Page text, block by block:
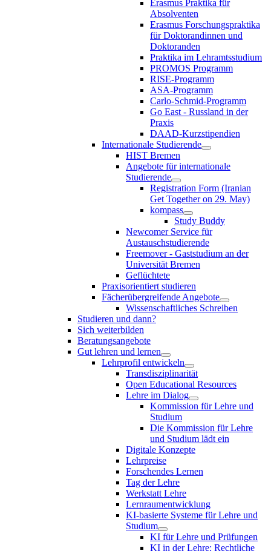
Erasmus Praktika für
Absolventen
Erasmus Forschungspraktika
für Doktorandinnen und
Doktoranden
Praktika im Lehramtsstudium
PROMOS Programm
RISE-Programm
ASA-Programm
Carlo-Schmid-Programm
Go East - Russland in der
Praxis
DAAD-Kurzstipendien
Internationale Studierende
HIST Bremen
Angebote für internationale
Studierende
Registration Form (Iranian
Get Together on 29. May)
kompass
Study Buddy
Newcomer Service für
Austauschstudierende
Freemover - Gaststudium an der
Universität Bremen
Geflüchtete
Praxisorientiert studieren
Fächerübergreifende Angebote
Wissenschaftliches Schreiben
Studieren und dann?
Sich weiterbilden
Beratungsangebote
Gut lehren und lernen
Lehrprofil entwickeln
Transdisziplinarität
Open Educational Resources
Lehre im Dialog
Kommission für Lehre und
Studium
Die Kommission für Lehre
und Studium lädt ein
Digitale Konzepte
Lehrpreise
Forschendes Lernen
Tag der Lehre
Werkstatt Lehre
Lernraumentwicklung
KI-basierte Systeme für Lehre und
Studium
KI für Lehre und Prüfungen
KI in der Lehre: Rechtliche